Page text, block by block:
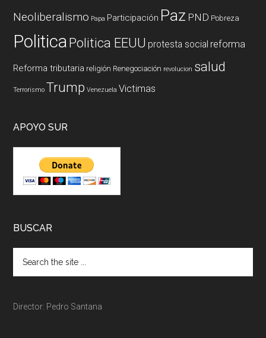
Neoliberalismo Papa Participación Paz PND Pobreza
PoliticaPolitica EEUU protesta social reforma
Reforma tributaria religión Renegociación revolucion salud
Terrorismo Trump Venezuela Victimas
APOYO SUR
BUSCAR
Director: Pedro Santana